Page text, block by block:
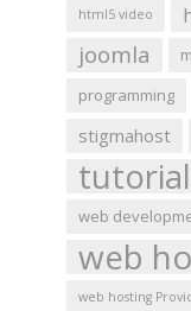
html5 video
joomla
programming
stigmahost
web
web
web hosting